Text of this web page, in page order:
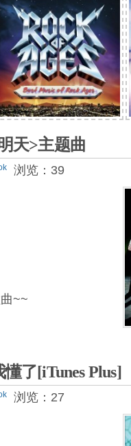
天>主题曲
浏览：39
~~
懂了[iTunes Plus]
浏览：27